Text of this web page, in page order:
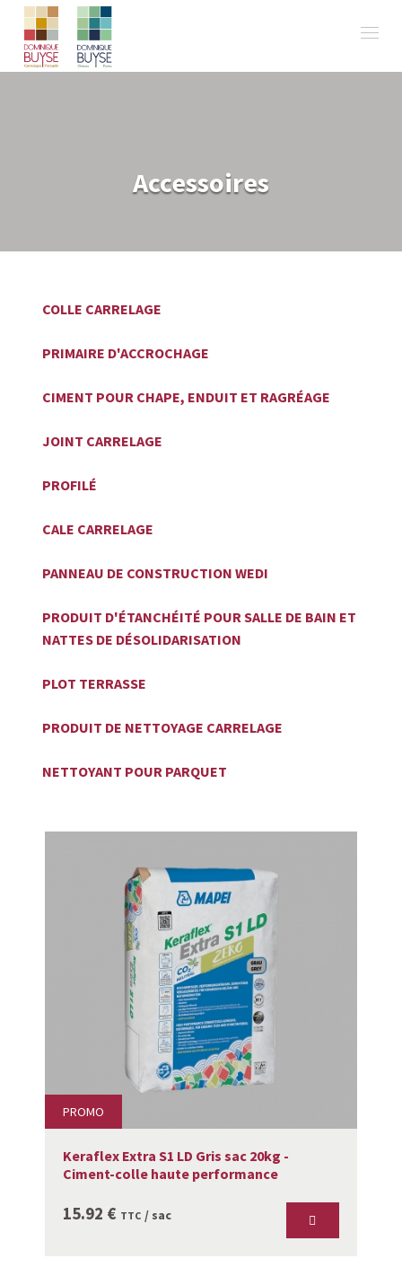
Accessoires
COLLE CARRELAGE
PRIMAIRE D'ACCROCHAGE
CIMENT POUR CHAPE, ENDUIT ET RAGRÉAGE
JOINT CARRELAGE
PROFILÉ
CALE CARRELAGE
PANNEAU DE CONSTRUCTION WEDI
PRODUIT D'ÉTANCHÉITÉ POUR SALLE DE BAIN ET
NATTES DE DÉSOLIDARISATION
PLOT TERRASSE
PRODUIT DE NETTOYAGE CARRELAGE
NETTOYANT POUR PARQUET
PROMO
Keraflex Extra S1 LD Gris sac 20kg -
Ciment-colle haute performance
15.92 € TTC / sac